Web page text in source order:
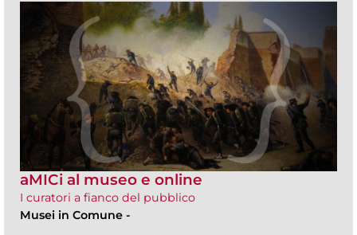
aMICi al museo e online
I curatori a fianco del pubblico
Musei in Comune -